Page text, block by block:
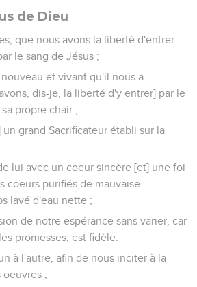
de Dieu
que nous avons la liberté d'entrer
le sang de Jésus ;
et vivant qu'il nous a
dis-je, la liberté d'y entrer] par le
propre chair ;
un grand Sacrificateur établi sur la
lui avec un coeur sincère [et] une foi
coeurs purifiés de mauvaise
lavé d'eau nette ;
de notre espérance sans varier, car
promesses, est fidèle.
à l'autre, afin de nous inciter à la
oeuvres ;